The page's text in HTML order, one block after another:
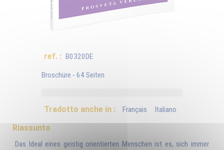
ref. : B0320DE
Broschüre - 64 Seiten
Tradotto anche in : Français Italiano
Riassunto
Das Ideal eines geistig orientierten Menschen ist es, sich immer